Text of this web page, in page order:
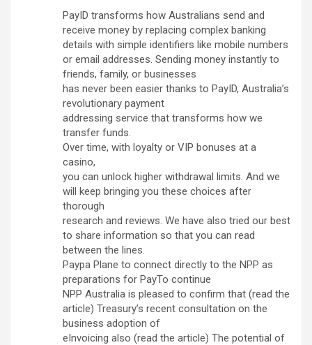
PayID transforms how Australians send and
receive money by replacing complex banking
details with simple identifiers like mobile numbers
or email addresses. Sending money instantly to
friends, family, or businesses
has never been easier thanks to PayID, Australia’s
revolutionary payment
addressing service that transforms how we
transfer funds.
Over time, with loyalty or VIP bonuses at a
casino,
you can unlock higher withdrawal limits. And we
will keep bringing you these choices after
thorough
research and reviews. We have also tried our best
to share information so that you can read
between the lines.
Paypa Plane to connect directly to the NPP as
preparations for PayTo continue
NPP Australia is pleased to confirm that (read the
article) Treasury’s recent consultation on the
business adoption of
eInvoicing also (read the article) The potential of